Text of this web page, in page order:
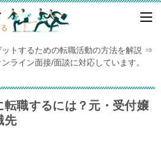
トするための転職活動の方法を解説 ⇒
ライン面接/面談に対応しています。
転職するには？元・受付嬢
先